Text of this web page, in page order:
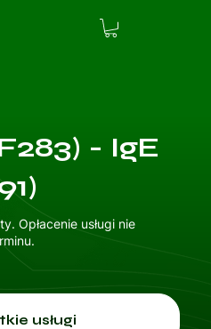
- IgE
Opłacenie usługi nie
usługi